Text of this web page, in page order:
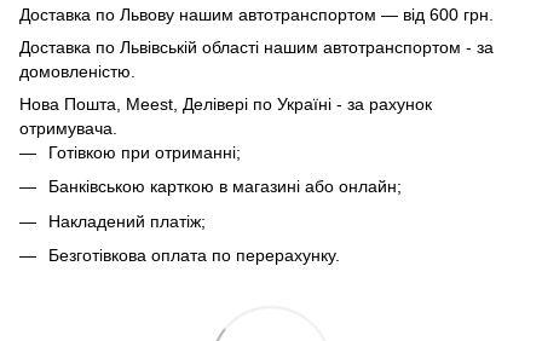
Доставка по Львову нашим автотранспортом — від 600 грн.
Доставка по Львівській області нашим автотранспортом - за
домовленістю.
Нова Пошта, Meest, Делівері по Україні - за рахунок
отримувача.
Готівкою при отриманні;
Банківською карткою в магазині або онлайн;
Накладений платіж;
Безготівкова оплата по перерахунку.